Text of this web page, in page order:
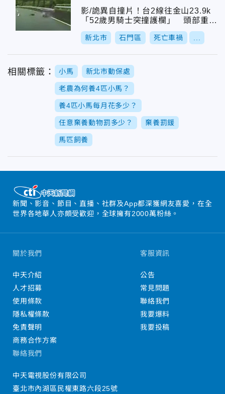
影/詭異自撞片！台2線往金山23.9k
「52歲男騎士突撞護欄」 頭部重創
身亡
新北市 石門區 死亡車禍
相關標籤： 小馬 新北市動保處
老農為何養4匹小馬？
養4匹小馬每月花多少？
任意棄養動物罰多少？ 棄養罰鍰
馬匹飼養
新聞、影音、節目、直播、社群及App都深獲網友喜愛，在全
世界各地華人亦頗受歡迎，全球擁有2000萬粉絲。
關於我們
中天介紹
人才招募
使用條款
隱私權條款
免責聲明
商務合作方案
客服資訊
公告
常見問題
聯絡我們
我要爆料
我要投稿
聯絡我們
中天電視股份有限公司
臺北市內湖區民權東路六段25號